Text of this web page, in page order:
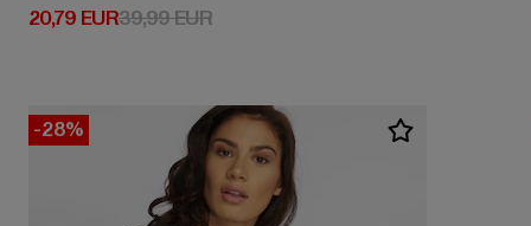
20,79 EUR
Derzeitiger Preis: 20,79 EUR
39,99 EURAktionspreis: 39,99 EUR
-28%